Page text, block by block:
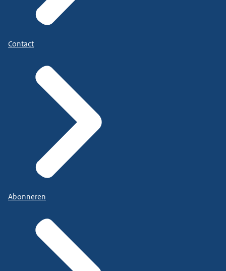
Contact
Abonneren